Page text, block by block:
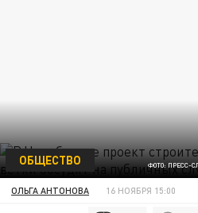
ФОТО: ПРЕСС-
ОБЩЕСТВО
ОЛЬГА АНТОНОВА 16 НОЯБРЯ 15:00